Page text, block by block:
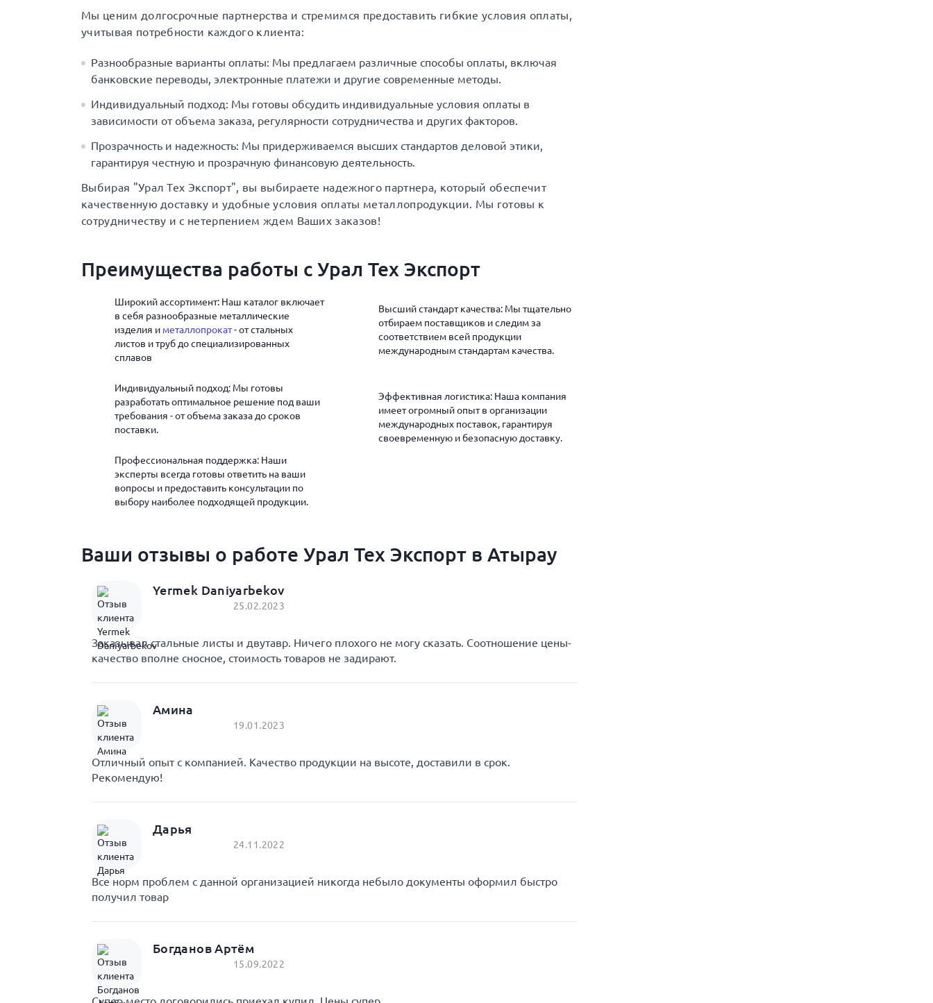
Мы ценим долгосрочные партнерства и стремимся предоставить гибкие условия оплаты,
учитывая потребности каждого клиента:
Разнообразные варианты оплаты: Мы предлагаем различные способы оплаты, включая
банковские переводы, электронные платежи и другие современные методы.
Индивидуальный подход: Мы готовы обсудить индивидуальные условия оплаты в
зависимости от объема заказа, регулярности сотрудничества и других факторов.
Прозрачность и надежность: Мы придерживаемся высших стандартов деловой этики,
гарантируя честную и прозрачную финансовую деятельность.
Выбирая "Урал Тех Экспорт", вы выбираете надежного партнера, который обеспечит
качественную доставку и удобные условия оплаты металлопродукции. Мы готовы к
сотрудничеству и с нетерпением ждем Ваших заказов!
Преимущества работы с Урал Тех Экспорт
Широкий ассортимент: Наш каталог включает
в себя разнообразные металлические
изделия и металлопрокат- от стальных
листов и труб до специализированных
сплавов
Высший стандарт качества: Мы тщательно
отбираем поставщиков и следим за
соответствием всей продукции
международным стандартам качества.
Индивидуальный подход: Мы готовы
разработать оптимальное решение под ваши
требования - от объема заказа до сроков
поставки.
Эффективная логистика: Наша компания
имеет огромный опыт в организации
международных поставок, гарантируя
своевременную и безопасную доставку.
Профессиональная поддержка: Наши
эксперты всегда готовы ответить на ваши
вопросы и предоставить консультации по
выбору наиболее подходящей продукции.
Ваши отзывы о работе Урал Тех Экспорт в Атырау
Yermek Daniyarbekov
25.02.2023
Заказывал стальные листы и двутавр. Ничего плохого не могу сказать. Соотношение цены-
качество вполне сносное, стоимость товаров не задирают.
Амина
19.01.2023
Отличный опыт с компанией. Качество продукции на высоте, доставили в срок.
Рекомендую!
Дарья
24.11.2022
Все норм проблем с данной организацией никогда небыло документы оформил быстро
получил товар
Богданов Артём
15.09.2022